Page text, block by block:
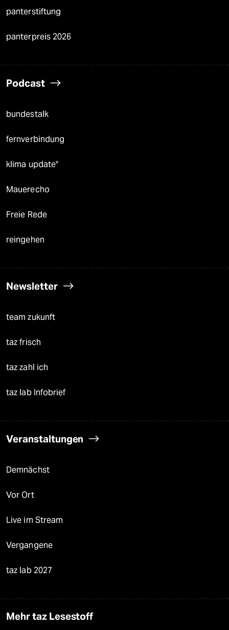
panterstiftung
panterpreis 2026
Podcast
bundestalk
fernverbindung
klima update°
Mauerecho
Freie Rede
reingehen
Newsletter
team zukunft
taz frisch
taz zahl ich
taz lab Infobrief
Veranstaltungen
Demnächst
Vor Ort
Live im Stream
Vergangene
taz lab 2027
Mehr taz Lesestoff